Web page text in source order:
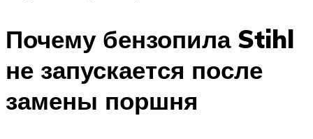
Почему бензопила Stihl
не запускается после
замены поршня